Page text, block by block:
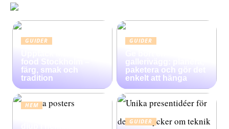
GUIDER
food Stockholm –
färg, smak och
tradition
GUIDER
gallerivägg: planera,
paketera och gör det
enkelt att hänga
HEM
GUIDER